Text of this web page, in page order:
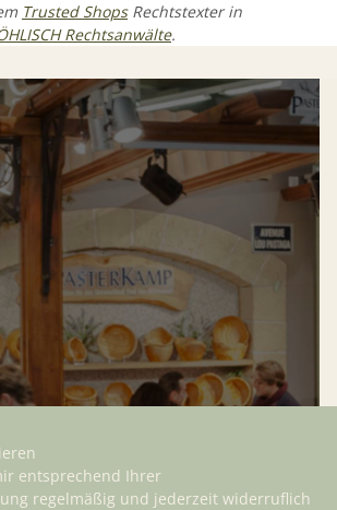
Trusted ShopsRechtstexter in
Rechtsanwälte.
entsprechend Ihrer
regelmäßig und jederzeit widerruflich